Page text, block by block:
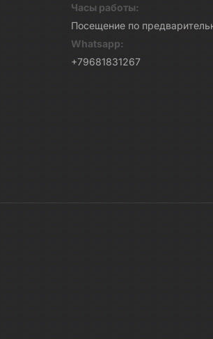
Часы работы:
Посещение по
Whatsapp:
+79681831267